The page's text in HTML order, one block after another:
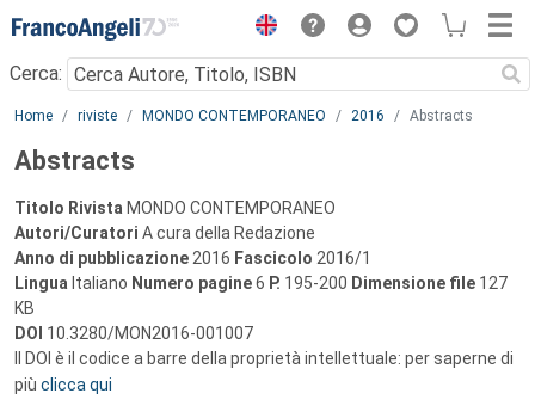
Menu
Cerca:
Main content
Home riviste MONDO CONTEMPORANEO 2016 Abstracts
Abstracts
Titolo Rivista MONDO CONTEMPORANEO
Autori/Curatori A cura della Redazione
Anno di pubblicazione 2016 Fascicolo 2016/1
Lingua Italiano Numero pagine6 P. 195-200 Dimensione file 127
KB
DOI 10.3280/MON2016-001007
Il DOI è il codice a barre della proprietà intellettuale: per saperne di
più clicca qui